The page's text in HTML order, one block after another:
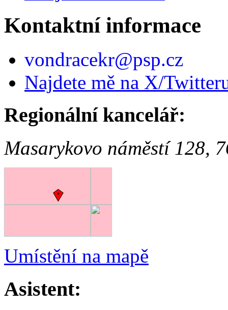
Kontaktní informace
vondracekr@psp.cz
Najdete mě na X/
Regionální kancelář:
Masarykovo náměstí 128,
Umístění na mapě
Asistent: